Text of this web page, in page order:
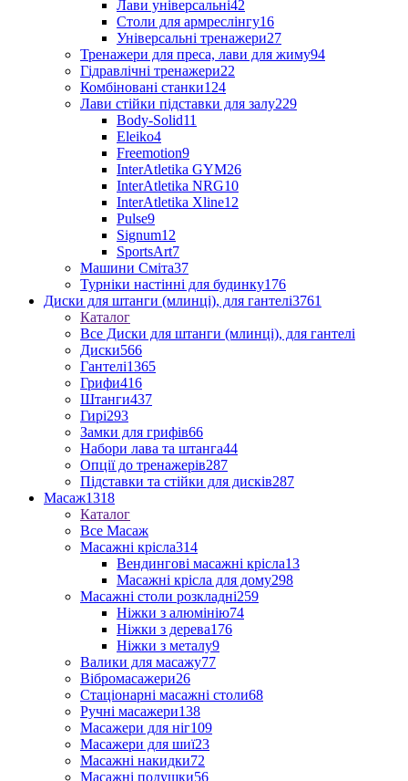
Лави універсальні42
Столи для армреслінгу16
Універсальні тренажери27
Тренажери для преса, лави для жиму94
Гідравлічні тренажери22
Комбіновані станки124
Лави стійки підставки для залу229
Body-Solid11
Eleiko4
Freemotion9
InterAtletika GYM26
InterAtletika NRG10
InterAtletika Xline12
Pulse9
Signum12
SportsArt7
Машини Сміта37
Турніки настінні для будинку176
Диски для штанги (млинці), для гантелі3761
Каталог
Все Диски для штанги (млинці), для гантелі
Диски566
Гантелі1365
Грифи416
Штанги437
Гирі293
Замки для грифів66
Набори лава та штанга44
Опції до тренажерів287
Підставки та стійки для дисків287
Масаж1318
Каталог
Все Масаж
Масажні крісла314
Вендингові масажні крісла13
Масажні крісла для дому298
Масажні столи розкладні259
Ніжки з алюмінію74
Ніжки з дерева176
Ніжки з металу9
Валики для масажу77
Вібромасажери26
Стаціонарні масажні столи68
Ручні масажери138
Масажери для ніг109
Масажери для шиї23
Масажні накидки72
Масажні подушки56